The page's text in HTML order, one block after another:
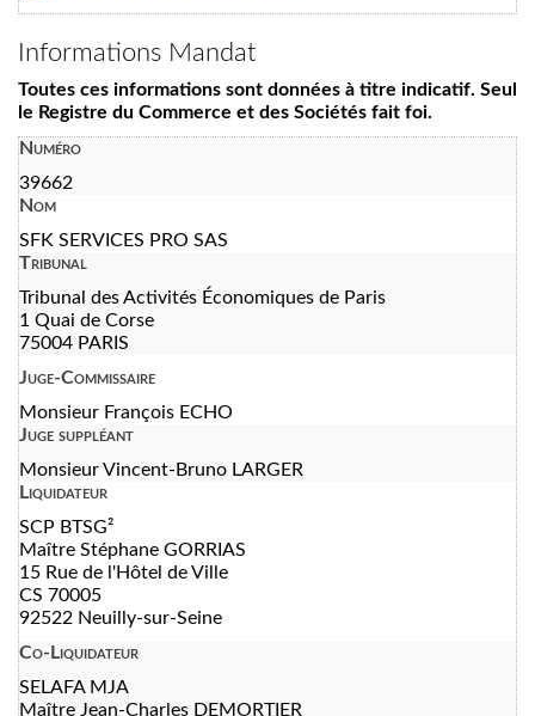
Informations Mandat
Toutes ces informations sont données à titre indicatif. Seul
le Registre du Commerce et des Sociétés fait foi.
Numéro
39662
Nom
SFK SERVICES PRO SAS
Tribunal
Tribunal des Activités Économiques de Paris
1 Quai de Corse
75004 PARIS
Juge-Commissaire
Monsieur François ECHO
Juge suppléant
Monsieur Vincent-Bruno LARGER
Liquidateur
SCP BTSG²
Maître Stéphane GORRIAS
15 Rue de l'Hôtel de Ville
CS 70005
92522 Neuilly-sur-Seine
Co-Liquidateur
SELAFA MJA
Maître Jean-Charles DEMORTIER